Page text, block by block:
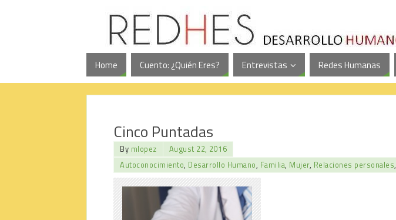
Home Cuento: ¿Quién Eres? Entrevistas Redes Humanas
Cinco Puntadas
By mlopez
August 22, 2016
Autoconocimiento, Desarrollo Humano, Familia, Mujer, Relaciones personales,